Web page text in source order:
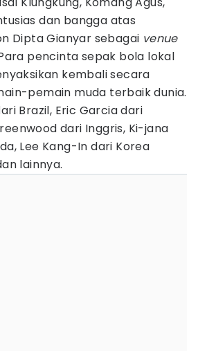
dan bangga atas
Dipta Gianyar sebagai venue
pencinta sepak bola lokal
kembali secara
pemain muda terbaik dunia.
Brazil, Eric Garcia dari
dari Inggris, Ki-jana
Lee Kang-In dari Korea
lainnya.